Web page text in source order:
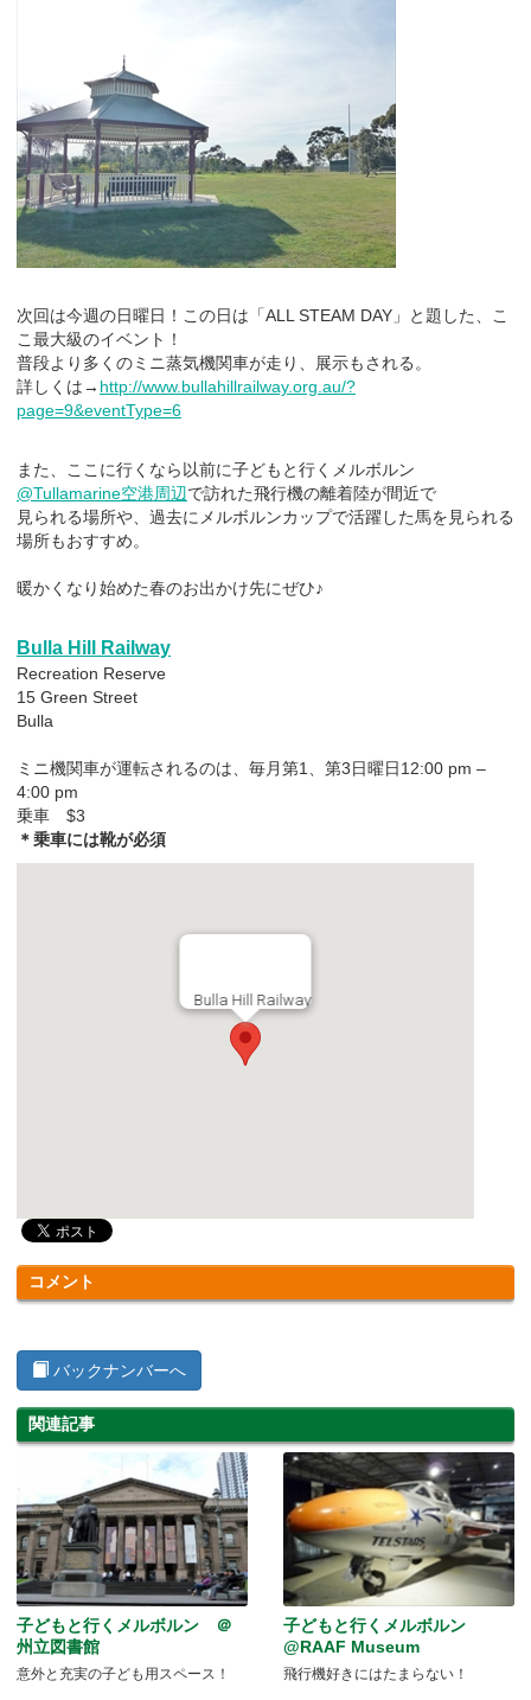
次回は今週の日曜日！この日は「ALL STEAM DAY」と題した、こ
こ最大級のイベント！
普段より多くのミニ蒸気機関車が走り、展示もされる。
詳しくは→ http://www.bullahillrailway.org.au/?
page=9&eventType=6
また、ここに行くなら以前に子どもと行くメルボルン
@Tullamarine空港周辺で訪れた飛行機の離着陸が間近で
見られる場所や、過去にメルボルンカップで活躍した馬を見られる
場所もおすすめ。
暖かくなり始めた春のお出かけ先にぜひ♪
Bulla Hill Railway
Recreation Reserve
15 Green Street
Bulla
ミニ機関車が運転されるのは、毎月第1、第3日曜日12:00 pm –
4:00 pm
乗車 $3
＊乗車には靴が必須
Bulla Hill Railway
コメント
バックナンバーへ
関連記事
子どもと行くメルボルン ＠
州立図書館
意外と充実の子ども用スペース！
子どもと行くメルボルン
@RAAF Museum
飛行機好きにはたまらない！